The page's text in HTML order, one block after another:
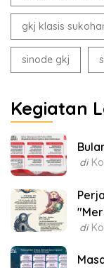
gkj klasis
sinode gkj
Kegiatan
di
di